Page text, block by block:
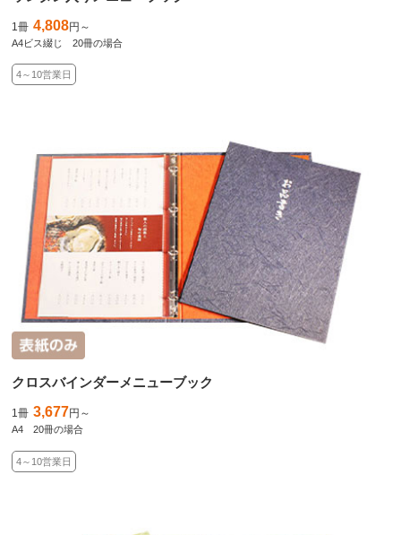
1冊 4,808円～
A4ビス綴じ 20冊の場合
4～10営業日
クロスバインダーメニューブック
1冊 3,677円～
A4 20冊の場合
4～10営業日